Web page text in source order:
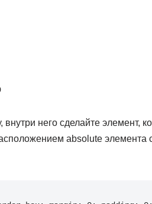
него сделайте элемент,
absolute элемента